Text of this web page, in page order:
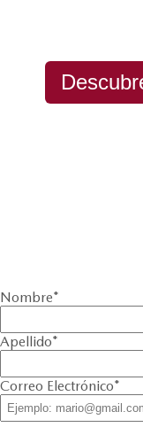
Nombre*
Apellido*
Correo Electrónico*